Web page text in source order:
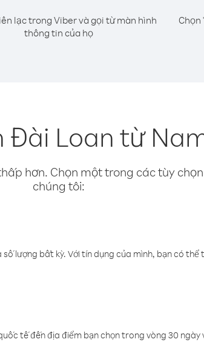
lạc trong Viber và gọi từ màn hình
thông tin của họ
Chọn
Đài Loan từ
hơn. Chọn một trong các tùy
chúng tôi:
lượng bất kỳ. Với tín dụng của mình, bạn có thể
tế đến địa điểm bạn chọn trong vòng 30 ngày